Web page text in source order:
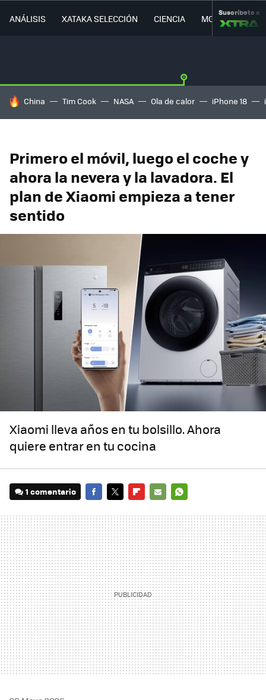
ANÁLISIS XATAKA SELECCIÓN CIENCIA MOVILIDAD
Suscríbete a
HOY SE HABLA DE
China Tim Cook NASA Ola de calor iPhone 18
Primero el móvil, luego el coche y
ahora la nevera y la lavadora. El
plan de Xiaomi empieza a tener
sentido
Xiaomi lleva años en tu bolsillo. Ahora
quiere entrar en tu cocina
1 comentario
MAIL